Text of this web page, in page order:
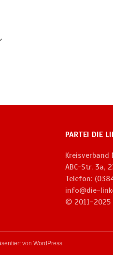
PARTEI DIE
Kreisverband
ABC-Str. 3a,
Telefon:
info@die-
© 2011-2025
von WordPress